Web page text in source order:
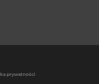
prywatności